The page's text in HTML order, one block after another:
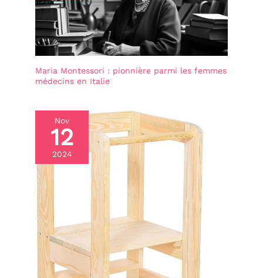
Maria Montessori : pionnière parmi les femmes
médecins en Italie
Nov
12
2024